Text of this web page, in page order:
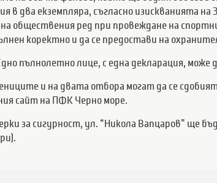
в два екземпляра, съгласно изискванията на
на обществения ред при провеждане на
коректно и да се предостави на
пълнолетно лице, с една декларация,
и на двата отбора могат да се
сайт на ПФК Черно море.
за сигурност, ул. “Никола Вапцаров” ще